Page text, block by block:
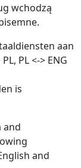
wchodzą
aan
PL <-> ENG
is
and
and